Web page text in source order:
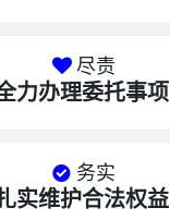
尽责
力办理委托事项
务实
实维护合法权益